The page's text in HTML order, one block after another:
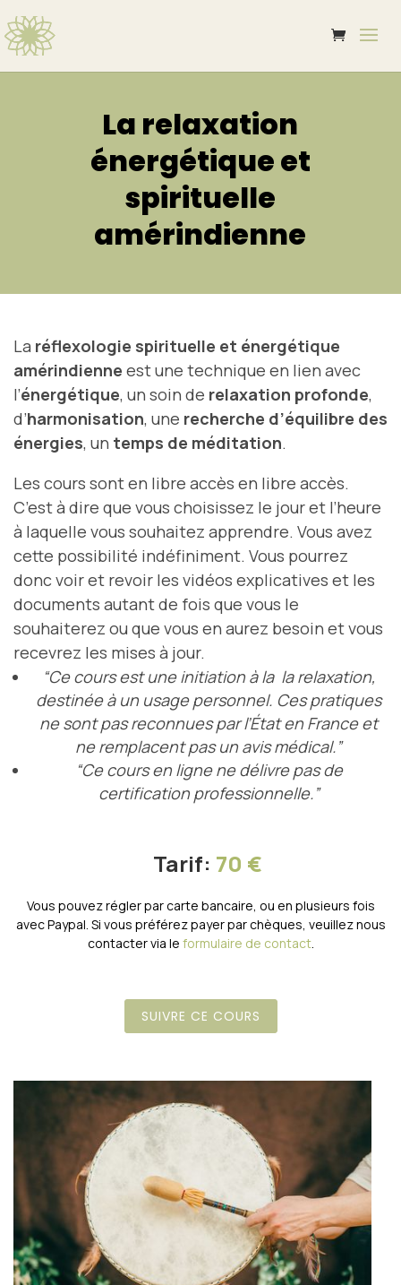
La relaxation
énergétique et
spirituelle
amérindienne
La réflexologie spirituelle et énergétique
amérindienne est une technique en lien avec
l’énergétique, un soin de relaxation profonde,
d’harmonisation, une recherche d’équilibre des
énergies, un temps de méditation.
Les cours sont en libre accès en libre accès.
C’est à dire que vous choisissez le jour et l’heure
à laquelle vous souhaitez apprendre. Vous avez
cette possibilité indéfiniment. Vous pourrez
donc voir et revoir les vidéos explicatives et les
documents autant de fois que vous le
souhaiterez ou que vous en aurez besoin et vous
recevrez les mises à jour.
“Ce cours est une initiation à la la relaxation,
destinée à un usage personnel. Cespratiques
ne sont pas reconnues par l’État en Franceet
ne remplacent pas un avis médical.”
“Ce cours en ligne ne délivre pas de
certification professionnelle.”
Tarif: 70 €
Vous pouvez régler par carte bancaire, ou en plusieurs fois
avec Paypal. Si vous préférez payer par chèques, veuillez nous
contacter via le formulaire de contact.
SUIVRE CE COURS